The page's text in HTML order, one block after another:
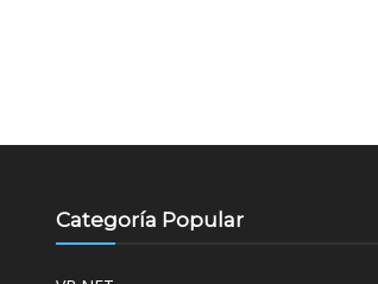
Categoría Popular